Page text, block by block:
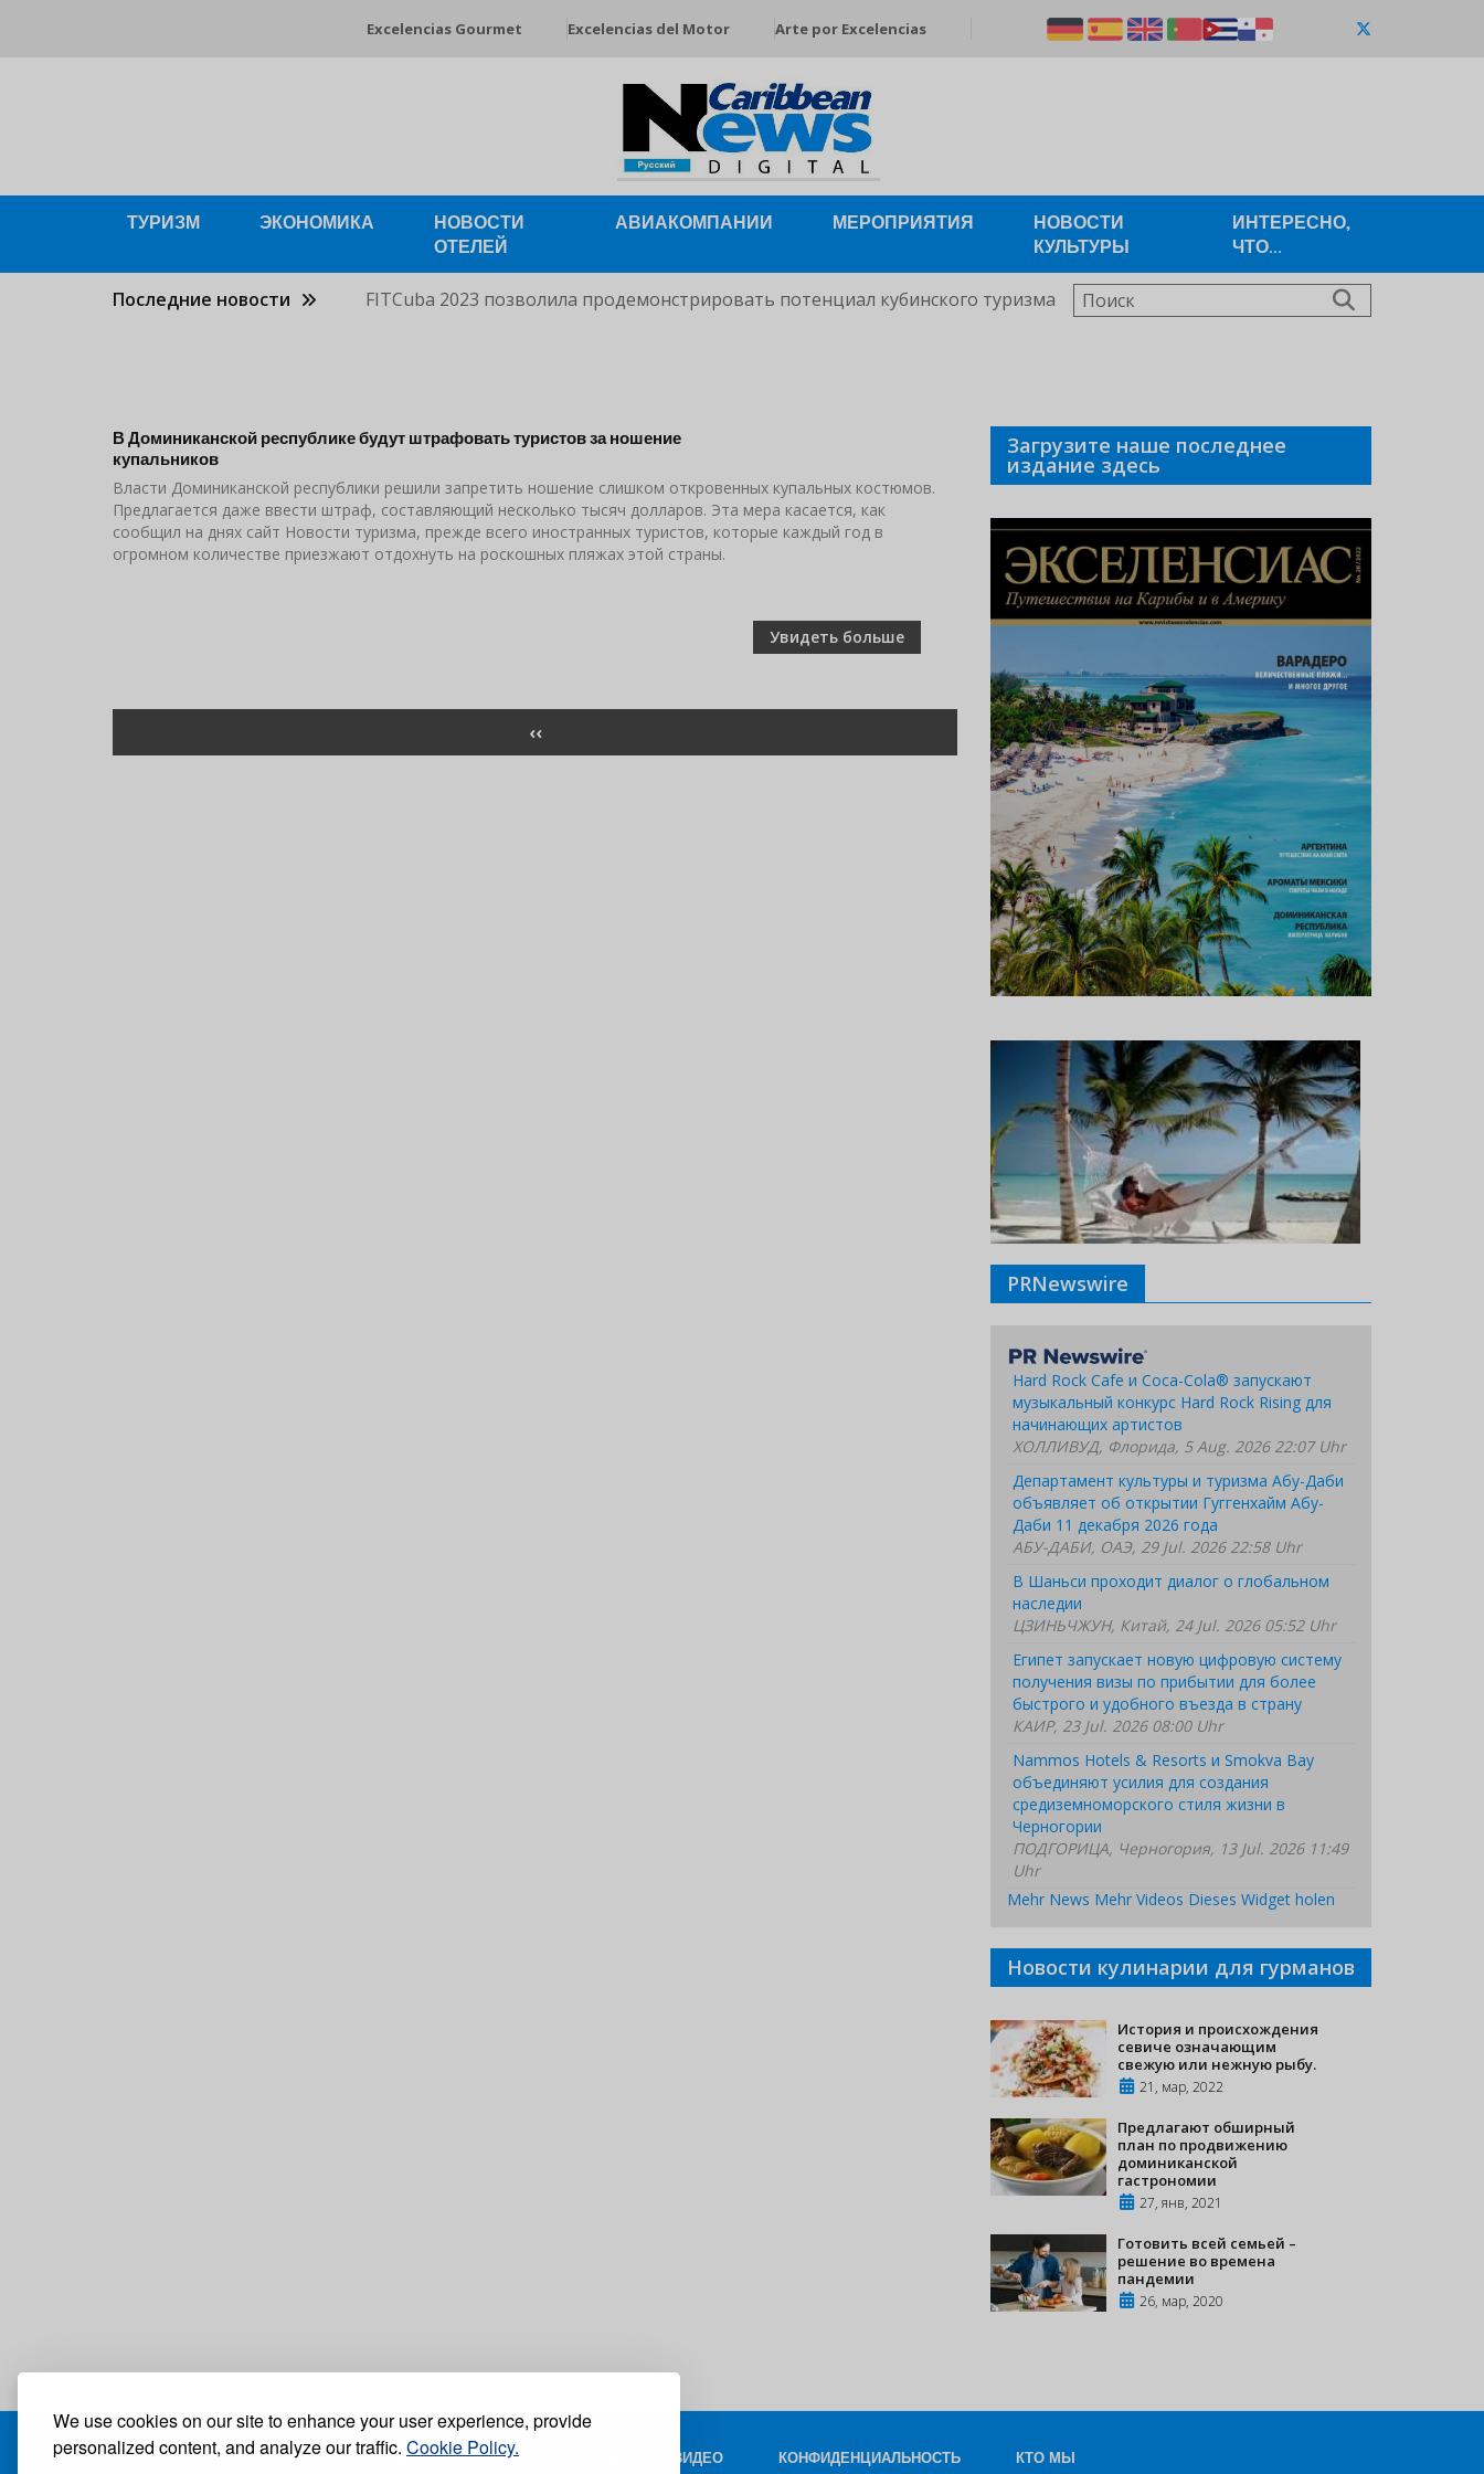
We use cookies on our site to enhance your user experience, provide
personalized content, and analyze our traffic. Cookie Policy.
Excelencias Gourmet Excelencias del Motor Arte por Excelencias
ТУРИЗМ ЭКОНОМИКА
НОВОСТИ
ОТЕЛЕЙ
АВИАКОМПАНИИ МЕРОПРИЯТИЯ
НОВОСТИ
КУЛЬТУРЫ
ИНТЕРЕСНО,
ЧТО...
Последние новости FITCuba 2023 позволила продемонстрировать потенциал кубинского туризма Поиск
В Доминиканской республике будут штрафовать туристов за ношение
купальников
Власти Доминиканской республики решили запретить ношение слишком откровенных купальных костюмов.
Предлагается даже ввести штраф, составляющий несколько тысяч долларов. Эта мера касается, как
сообщил на днях сайт Новости туризма, прежде всего иностранных туристов, которые каждый год в
огромном количестве приезжают отдохнуть на роскошных пляжах этой страны.
Увидеть больше
ПРЕДЫДУЩАЯ
СТРАНИЦА
‹‹
Загрузите наше последнее
издание здесь
PRNewswire
Hard Rock Cafe и Coca-Cola® запускают
музыкальный конкурс Hard Rock Rising для
начинающих артистов
ХОЛЛИВУД, Флорида, 5 Aug. 2026 22:07 Uhr
Департамент культуры и туризма Абу-Даби
объявляет об открытии Гуггенхайм Абу-
Даби 11 декабря 2026 года
АБУ-ДАБИ, ОАЭ, 29 Jul. 2026 22:58 Uhr
В Шаньси проходит диалог о глобальном
наследии
ЦЗИНЬЧЖУН, Китай, 24 Jul. 2026 05:52 Uhr
Египет запускает новую цифровую систему
получения визы по прибытии для более
быстрого и удобного въезда в страну
КАИР, 23 Jul. 2026 08:00 Uhr
Nammos Hotels & Resorts и Smokva Bay
объединяют усилия для создания
средиземноморского стиля жизни в
Черногории
ПОДГОРИЦА, Черногория, 13 Jul. 2026 11:49
Uhr
Mehr News Mehr Videos Dieses Widget holen
Новости кулинарии для гурманов
История и происхождения
севиче означающим
свежую или нежную рыбу.
21, мар, 2022
Предлагают обширный
план по продвижению
доминиканской
гастрономии
27, янв, 2021
Готовить всей семьей –
решение во времена
пандемии
26, мар, 2020
БЛОГ КОНТАКТ ФОТО И ВИДЕО КОНФИДЕНЦИАЛЬНОСТЬ КТО МЫ